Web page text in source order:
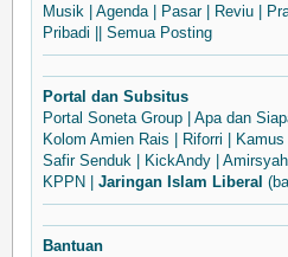
Musik
Agenda| Pasar| Reviu
Pribadi
Semua Posting
Portal dan Subsitus
Portal Soneta Group
Apa dan
Kolom Amien Rais
Riforri
Safir Senduk
KickAndy
KPPN
Jaringan Islam Liberal
Bantuan